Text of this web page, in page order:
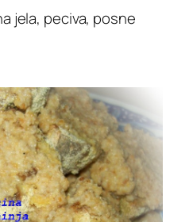
jela, peciva, posne